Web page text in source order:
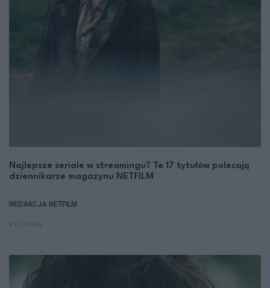
Najlepsze seriale w streamingu? Te 17 tytułów polecają
dziennikarze magazynu NETFILM
REDAKCJA NETFILM